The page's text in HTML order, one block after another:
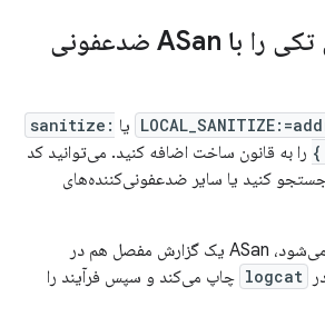
فایل‌های اجرایی تکی را با ASan ضدعفونی
یا sanitize:
{ را به قانون ساخت اضافه کنید. می‌توانید کد
کنید یا سایر ضدعفونی‌کننده‌های
وقتی یک باگ شناسایی می‌شود، ASan یک گزارش مفصل هم در
logcat چاپ می‌کند و سپس فرآیند را